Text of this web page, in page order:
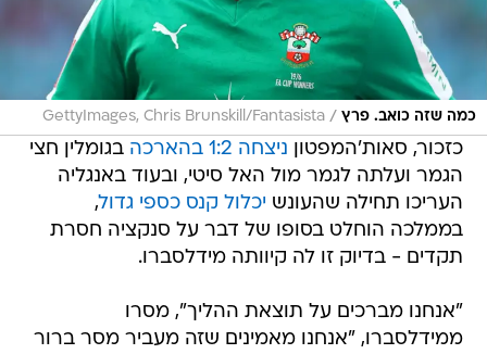
כמה שזה כואב. פרץ /
GettyImages, Chris Brunskill/Fantasista
כזכור, סאות'המפטון ניצחה 1:2 בהארכה
בגומלין חצי
הגמר ועלתה לגמר מול האל סיטי, ובעוד באנגליה
העריכו תחילה שהעונש יכלול קנס כספי גדול,
בממלכה הוחלט בסופו של דבר על סנקציה חסרת
תקדים - בדיוק זו לה קיוותה מידלסברו.
"אנחנו מברכים על תוצאת ההליך", מסרו
ממידלסברו, "אנחנו מאמינים שזה מעביר מסר ברור